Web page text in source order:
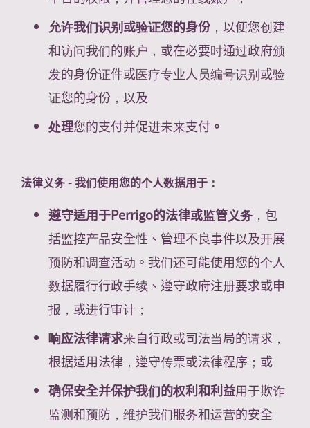
允许我们识别或验证您的身份 ，以便您创建
和访问我们的账户，或在必要时通过政府颁
发的身份证件或医疗专业人员编号识别或验
证您的身份，以及
处理您的支付并促进未来支付 。
法律义务 - 我们使用您的个人数据用于：
遵守适用于Perrigo的法律或监管义务 ，包
括监控产品安全性、管理不良事件以及开展
预防和调查活动。我们还可能使用您的个人
数据履行行政手续、遵守政府注册要求或申
报，或进行审计；
响应法律请求来自行政或司法当局的请求，
根据适用法律，遵守传票或法律程序；或
确保安全并保护我们的权利和利益用于欺诈
监测和预防，维护我们服务和运营的安全